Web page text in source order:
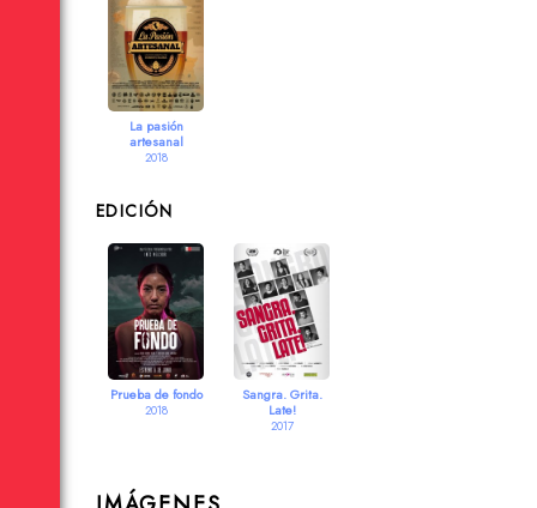
La pasión
artesanal
2018
EDICIÓN
Prueba de fondo
2018
Sangra. Grita.
Late!
2017